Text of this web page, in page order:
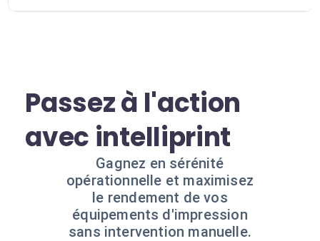
Passez à l'action
avec intelliprint
Gagnez en sérénité
opérationnelle et maximisez
le rendement de vos
équipements d'impression
sans intervention manuelle.